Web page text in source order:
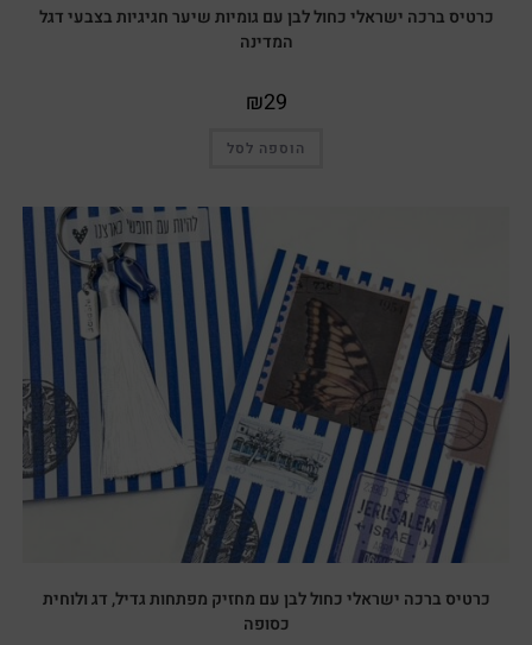
כרטיס ברכה ישראלי כחול לבן עם גומיות שיער חגיגיות בצבעי דגל
המדינה
₪29
הוספה לסל
כרטיס ברכה ישראלי כחול לבן עם מחזיק מפתחות גדיל, דג ולוחית
כסופה